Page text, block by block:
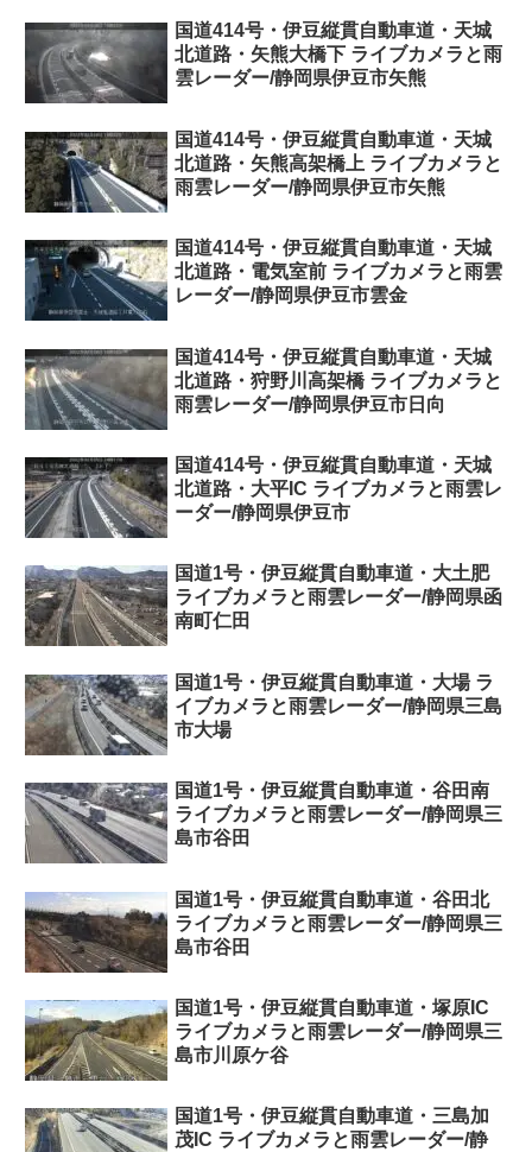
国道414号・伊豆縦貫自動車道・天城
北道路・矢熊大橋下 ライブカメラと雨
雲レーダー/静岡県伊豆市矢熊
国道414号・伊豆縦貫自動車道・天城
北道路・矢熊高架橋上 ライブカメラと
雨雲レーダー/静岡県伊豆市矢熊
国道414号・伊豆縦貫自動車道・天城
北道路・電気室前 ライブカメラと雨雲
レーダー/静岡県伊豆市雲金
国道414号・伊豆縦貫自動車道・天城
北道路・狩野川高架橋 ライブカメラと
雨雲レーダー/静岡県伊豆市日向
国道414号・伊豆縦貫自動車道・天城
北道路・大平IC ライブカメラと雨雲レ
ーダー/静岡県伊豆市
国道1号・伊豆縦貫自動車道・大土肥
ライブカメラと雨雲レーダー/静岡県函
南町仁田
国道1号・伊豆縦貫自動車道・大場 ラ
イブカメラと雨雲レーダー/静岡県三島
市大場
国道1号・伊豆縦貫自動車道・谷田南
ライブカメラと雨雲レーダー/静岡県三
島市谷田
国道1号・伊豆縦貫自動車道・谷田北
ライブカメラと雨雲レーダー/静岡県三
島市谷田
国道1号・伊豆縦貫自動車道・塚原IC
ライブカメラと雨雲レーダー/静岡県三
島市川原ケ谷
国道1号・伊豆縦貫自動車道・三島加
茂IC ライブカメラと雨雲レーダー/静